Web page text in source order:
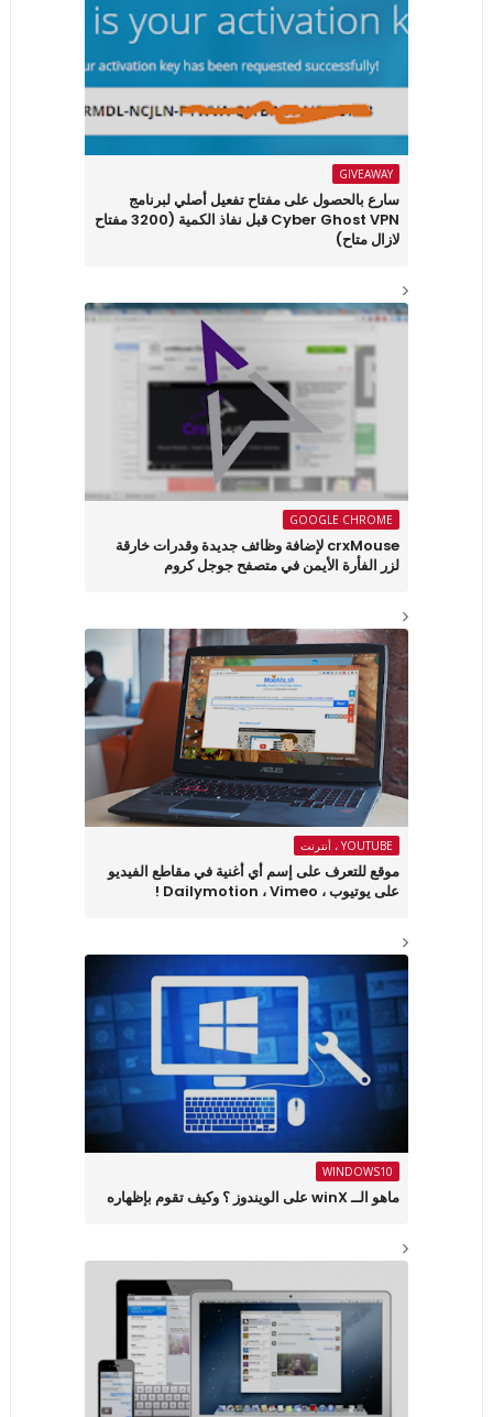
GIVEAWAY
سارع بالحصول على مفتاح تفعيل أصلي لبرنامج
Cyber Ghost VPN قبل نفاذ الكمية (3200 مفتاح
لازال متاح)
GOOGLE CHROME
crxMouse لإضافة وظائف جديدة وقدرات خارقة
لزر الفأرة الأيمن في متصفح جوجل كروم
YOUTUBE ، أنترنت
موقع للتعرف على إسم أي أغنية في مقاطع الفيديو
على يوتيوب ، Dailymotion ، Vimeo !
WINDOWS10
ماهو الــ winX على الويندوز ؟ وكيف تقوم بإظهاره